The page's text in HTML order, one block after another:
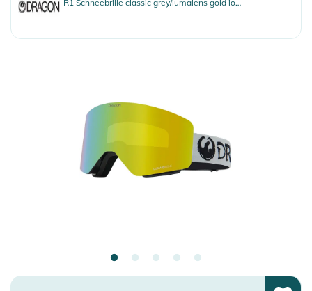
R1 Schneebrille classic grey/lumalens gold ion + lumalens amber